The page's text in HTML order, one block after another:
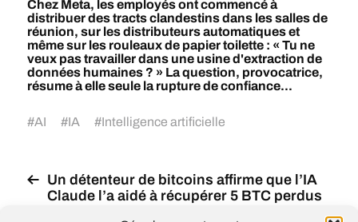
Chez Meta, les employés ont commencé à
distribuer des tracts clandestins dans les salles de
réunion, sur les distributeurs automatiques et
même sur les rouleaux de papier toilette : « Tu ne
veux pas travailler dans une usine d'extraction de
données humaines ? » La question, provocatrice,
résume à elle seule la rupture de confiance...
#AI #IA #Intelligence artificielle
Un détenteur de bitcoins affirme que l’IA
Claude l’a aidé à récupérer 5 BTC perdus